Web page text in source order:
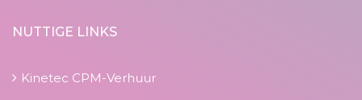
NUTTIGE LINKS
Kinetec CPM-Verhuur